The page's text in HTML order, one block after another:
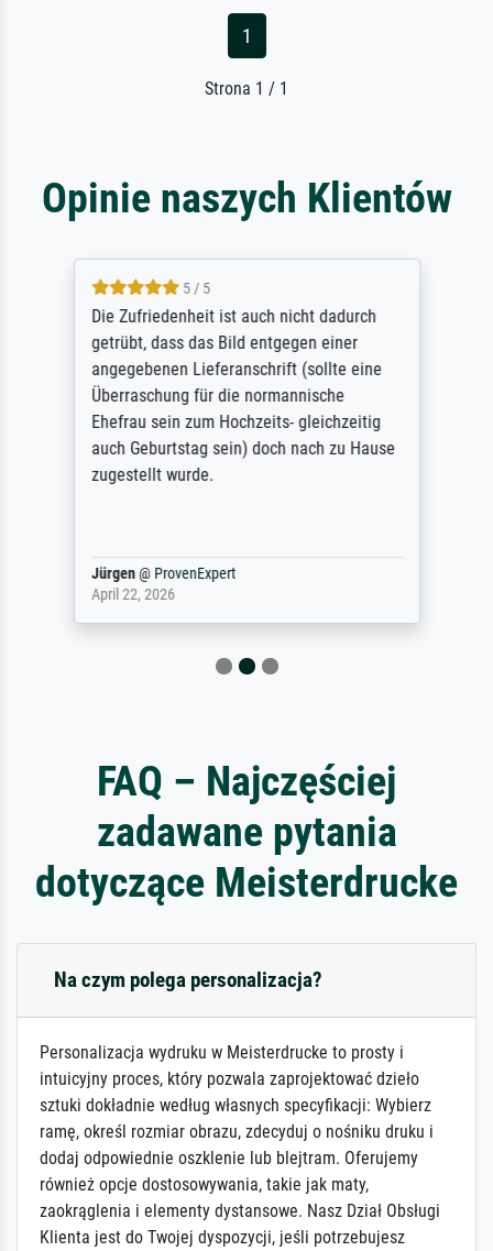
1
Strona 1 / 1
Opinie naszych Klientów
5 / 5
Die Zufriedenheit ist auch nicht dadurch
getrübt, dass das Bild entgegen einer
angegebenen Lieferanschrift (sollte eine
Überraschung für die normannische
Ehefrau sein zum Hochzeits- gleichzeitig
auch Geburtstag sein) doch nach zu Hause
zugestellt wurde.
Jürgen@ ProvenExpert
April 22, 2026
FAQ – Najczęściej
zadawane pytania
dotyczące Meisterdrucke
Na czym polega personalizacja?
Personalizacja wydruku w Meisterdrucke to prosty i
intuicyjny proces, który pozwala zaprojektować dzieło
sztuki dokładnie według własnych specyfikacji: Wybierz
ramę, określ rozmiar obrazu, zdecyduj o nośniku druku i
dodaj odpowiednie oszklenie lub blejtram. Oferujemy
również opcje dostosowywania, takie jak maty,
zaokrąglenia i elementy dystansowe. Nasz Dział Obsługi
Klienta jest do Twojej dyspozycji, jeśli potrzebujesz